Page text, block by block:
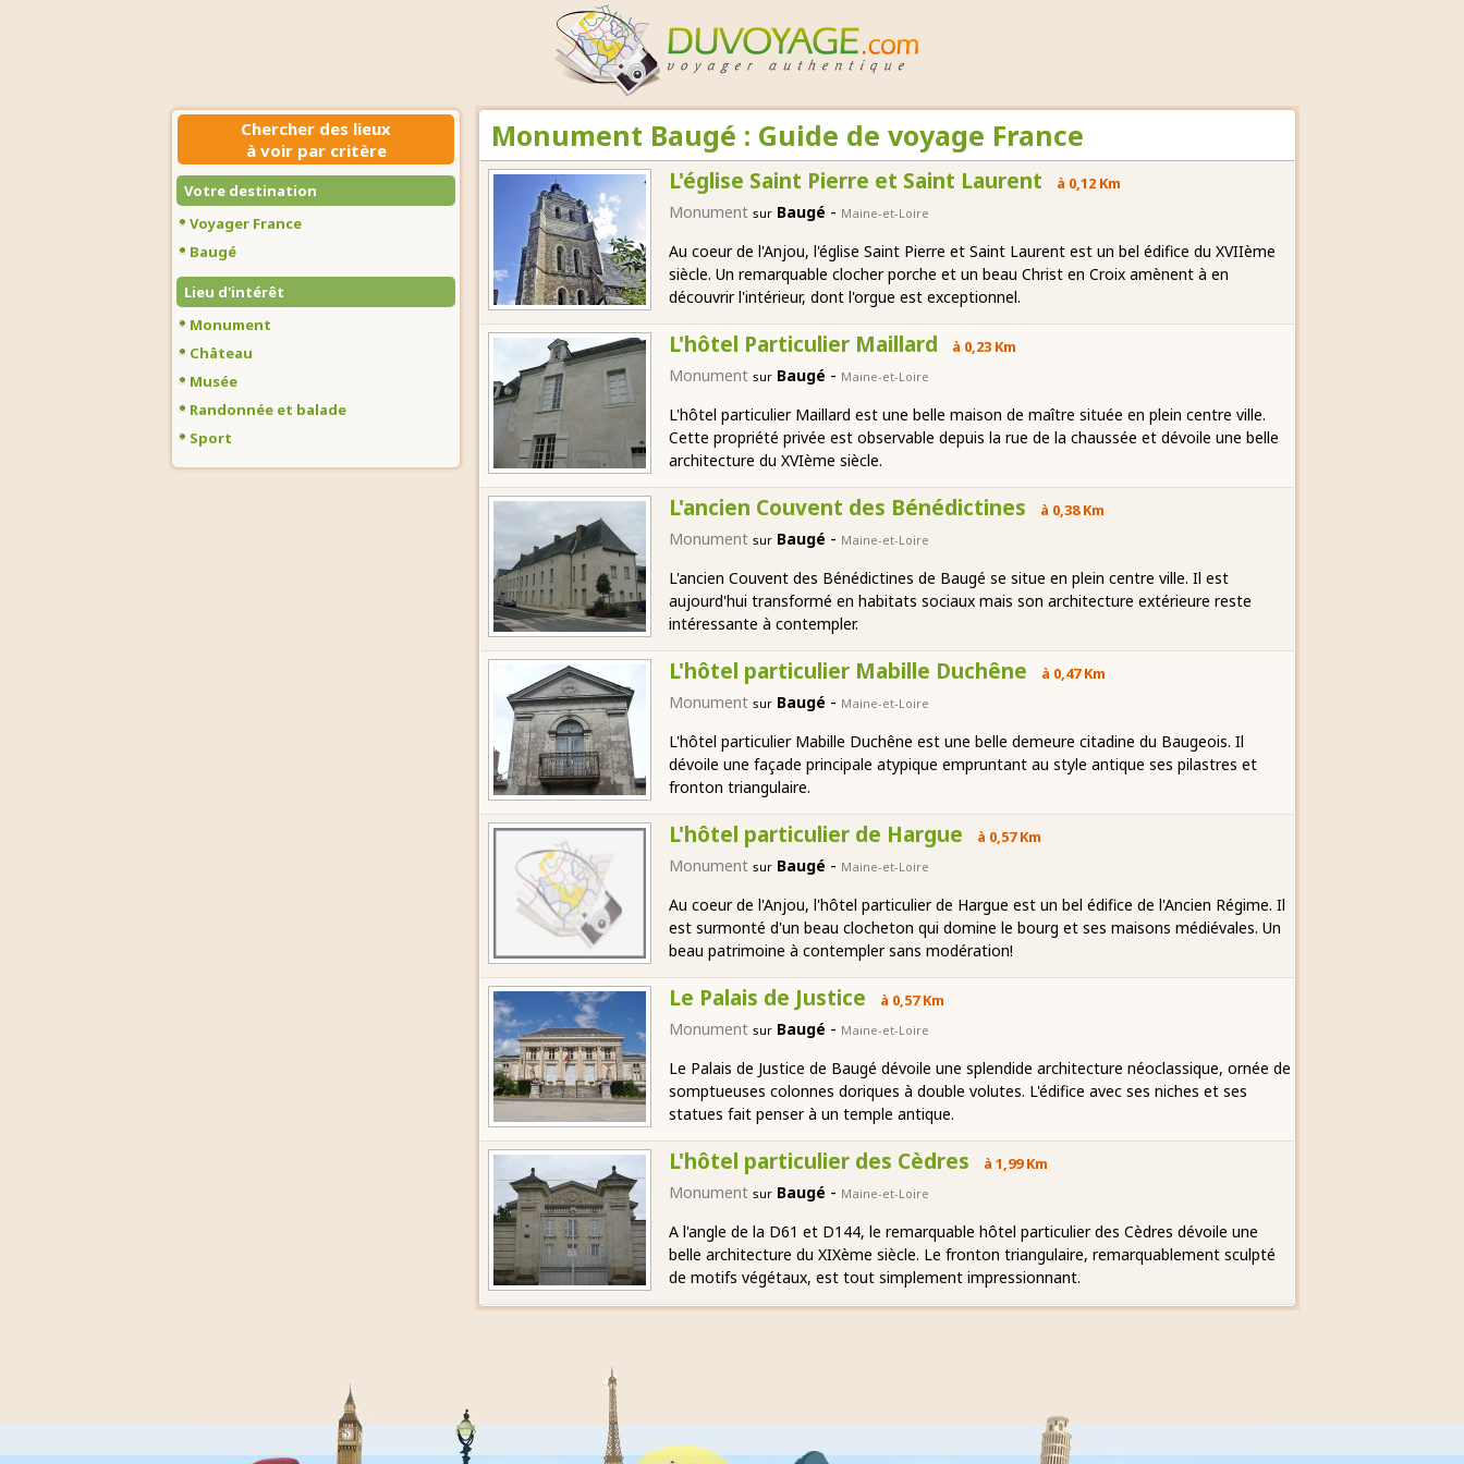
Chercher des lieux
à voir par critère
Votre destination
Voyager France
Baugé
Lieu d'intérêt
Monument
Château
Musée
Randonnée et balade
Sport
Monument Baugé : Guide de voyage France
L'église Saint Pierre et Saint Laurent à 0,12 Km
Monument sur Baugé - Maine-et-Loire
Au coeur de l'Anjou, l'église Saint Pierre et Saint Laurent est un bel édifice du XVIIème
siècle. Un remarquable clocher porche et un beau Christ en Croix amènent à en
découvrir l'intérieur, dont l'orgue est exceptionnel.
L'hôtel Particulier Maillard à 0,23 Km
Monument sur Baugé - Maine-et-Loire
L'hôtel particulier Maillard est une belle maison de maître située en plein centre ville.
Cette propriété privée est observable depuis la rue de la chaussée et dévoile une belle
architecture du XVIème siècle.
L'ancien Couvent des Bénédictines à 0,38 Km
Monument sur Baugé - Maine-et-Loire
L'ancien Couvent des Bénédictines de Baugé se situe en plein centre ville. Il est
aujourd'hui transformé en habitats sociaux mais son architecture extérieure reste
intéressante à contempler.
L'hôtel particulier Mabille Duchêne à 0,47 Km
Monument sur Baugé - Maine-et-Loire
L'hôtel particulier Mabille Duchêne est une belle demeure citadine du Baugeois. Il
dévoile une façade principale atypique empruntant au style antique ses pilastres et
fronton triangulaire.
L'hôtel particulier de Hargue à 0,57 Km
Monument sur Baugé - Maine-et-Loire
Au coeur de l'Anjou, l'hôtel particulier de Hargue est un bel édifice de l'Ancien Régime. Il
est surmonté d'un beau clocheton qui domine le bourg et ses maisons médiévales. Un
beau patrimoine à contempler sans modération!
Le Palais de Justice à 0,57 Km
Monument sur Baugé - Maine-et-Loire
Le Palais de Justice de Baugé dévoile une splendide architecture néoclassique, ornée de
somptueuses colonnes doriques à double volutes. L'édifice avec ses niches et ses
statues fait penser à un temple antique.
L'hôtel particulier des Cèdres à 1,99 Km
Monument sur Baugé - Maine-et-Loire
A l'angle de la D61 et D144, le remarquable hôtel particulier des Cèdres dévoile une
belle architecture du XIXème siècle. Le fronton triangulaire, remarquablement sculpté
de motifs végétaux, est tout simplement impressionnant.